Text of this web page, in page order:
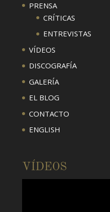
PRENSA
CRÍTICAS
ENTREVISTAS
VÍDEOS
DISCOGRAFÍA
GALERÍA
EL BLOG
CONTACTO
ENGLISH
VÍDEOS